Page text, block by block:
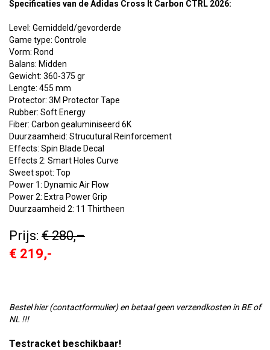
Specificaties van deAdidas Cross It Carbon CTRL 2026:
Level: Gemiddeld/gevorderde
Game type: Controle
Vorm: Rond
Balans: Midden
Gewicht: 360-375 gr
Lengte: 455 mm
Protector: 3M Protector Tape
Rubber: Soft Energy
Fiber: Carbon gealuminiseerd 6K
Duurzaamheid: Strucutural Reinforcement
Effects: Spin Blade Decal
Effects 2: Smart Holes Curve
Sweet spot: Top
Power 1: Dynamic Air Flow
Power 2: Extra Power Grip
Duurzaamheid 2: 11 Thirtheen
Prijs: € 280,–
€ 219,-
Bestel hier (contactformulier) en betaal geen verzendkosten in BE of
NL !!!
Testracket beschikbaar!